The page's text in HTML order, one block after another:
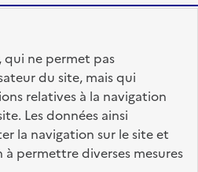
qui ne permet pas
du site, mais qui
relatives à la navigation
Les données ainsi
la navigation sur le site et
permettre diverses mesures
legifrance.gouv.fr